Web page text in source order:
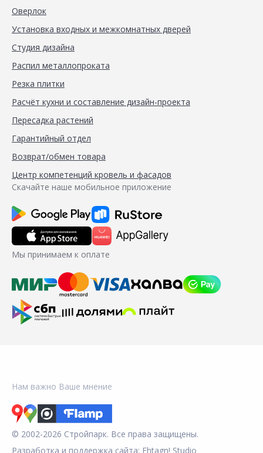
Оверлок
Установка входных и межкомнатных дверей
Студия дизайна
Распил металлопроката
Резка плитки
Расчёт кухни и составление дизайн-проекта
Пересадка растений
Гарантийный отдел
Возврат/обмен товара
Центр компетенций кровель и фасадов
Скачайте наше мобильное приложение
Мы принимаем к оплате
Нам важно Ваше мнение
© 2002-2026 Стройпарк. Все права защищены.
Разработка и поддержка сайта: Fhtagn! Studio